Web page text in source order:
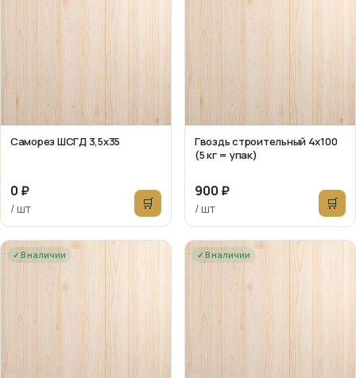
Саморез ШСГД 3,5х35
0 ₽
/ шт 🛒
Гвоздь строительный 4х100
(5 кг = упак)
900 ₽
/ шт 🛒
✓ В наличии ✓ В наличии